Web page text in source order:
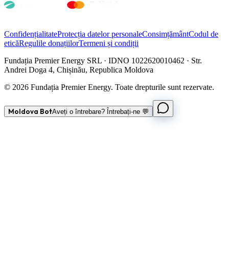
ConfidențialitateProtecția datelor personaleConsimțământCodul de
eticăRegulile donațiilorTermeni și condiții
Fundația Premier Energy SRL · IDNO 1022620010462 · Str.
Andrei Doga 4, Chișinău, Republica Moldova
© 2026 Fundația Premier Energy. Toate drepturile sunt rezervate.
Moldova BotAveți o întrebare? Întrebați-ne 💬